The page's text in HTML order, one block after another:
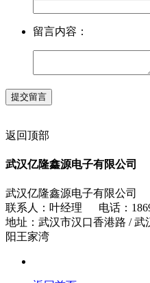
留言内容：
返回顶部
武汉亿隆鑫源电子有限公司
武汉亿隆鑫源电子有限公司
联系人：叶经理 电话：
地址：武汉市汉口香港路 / 武
阳王家湾